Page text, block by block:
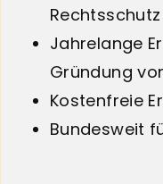
Rechtsschutz
Jahrelange
Gründung
Kostenfreie
Bundesweit